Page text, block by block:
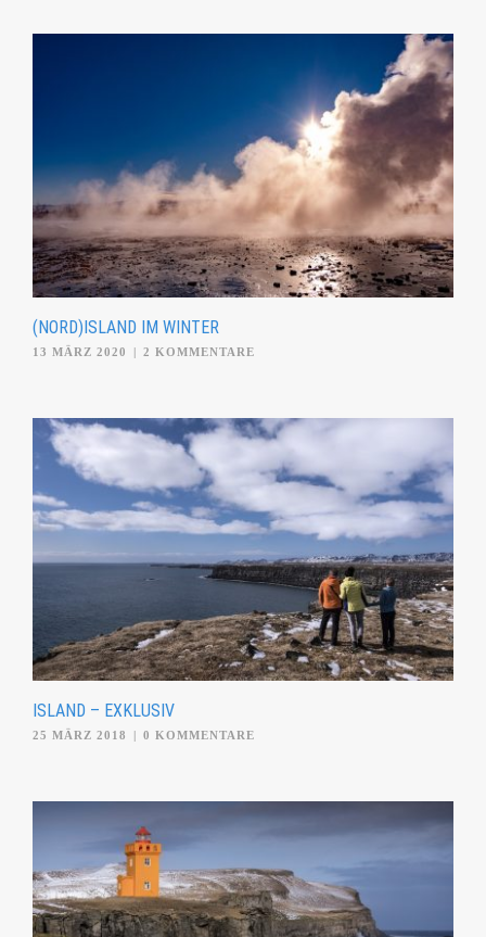
(NORD)ISLAND IM WINTER
13 MÄRZ 2020 | 2 KOMMENTARE
ISLAND – EXKLUSIV
25 MÄRZ 2018 0 KOMMENTARE